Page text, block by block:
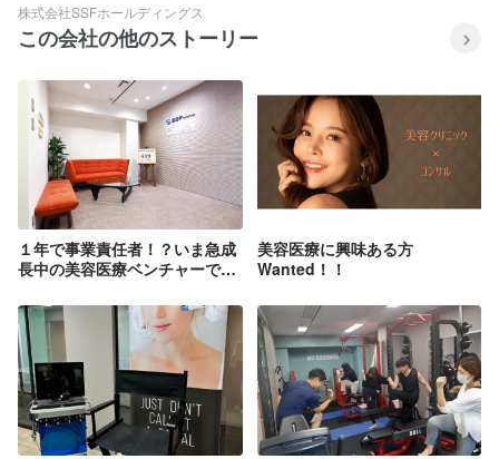
株式会社SSFホールディングス
この会社の他のストーリー
１年で事業責任者！？いま急成
長中の美容医療ベンチャーで挑
美容医療に興味ある方
Wanted！！